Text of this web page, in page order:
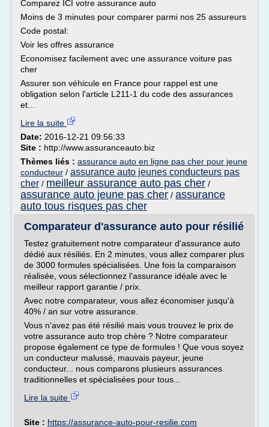
Comparez ICI votre assurance auto
Moins de 3 minutes pour comparer parmi nos 25 assureurs
Code postal:
Voir les offres assurance
Economisez facilement avec une assurance voiture pas
cher
Assurer son véhicule en France pour rappel est une
obligation selon l'article L211-1 du code des assurances
et...
Lire la suite
Date: 2016-12-21 09:56:33
Site : http://www.assuranceauto.biz
Thèmes liés : assurance auto en ligne pas cher pour jeune
conducteur / assurance auto jeunes conducteurs pas
cher / meilleur assurance auto pas cher /
assurance auto jeune pas cher / assurance
auto tous risques pas cher
Comparateur d'assurance auto pour résilié
Testez gratuitement notre comparateur d'assurance auto
dédié aux résiliés. En 2 minutes, vous allez comparer plus
de 3000 formules spécialisées. Une fois la comparaison
réalisée, vous sélectionnez l'assurance idéale avec le
meilleur rapport garantie / prix.
Avec notre comparateur, vous allez économiser jusqu'à
40% / an sur votre assurance.
Vous n'avez pas été résilié mais vous trouvez le prix de
votre assurance auto trop chère ? Notre comparateur
propose également ce type de formules ! Que vous soyez
un conducteur malussé, mauvais payeur, jeune
conducteur... nous comparons plusieurs assurances
traditionnelles et spécialisées pour tous...
Lire la suite
Site : https://assurance-auto-pour-resilie.com